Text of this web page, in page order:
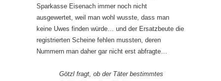
Sparkasse Eisenach immer noch nicht
ausgewertet, weil man wohl wusste, dass man
keine Uwes finden würde… und der Ersatzbeute die
registrierten Scheine fehlen mussten, deren
Nummern man daher gar nicht erst abfragte…
Götzl fragt, ob der Täter bestimmtes